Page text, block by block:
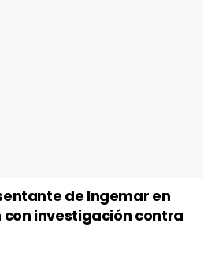
de Ingemar en
con investigación contra